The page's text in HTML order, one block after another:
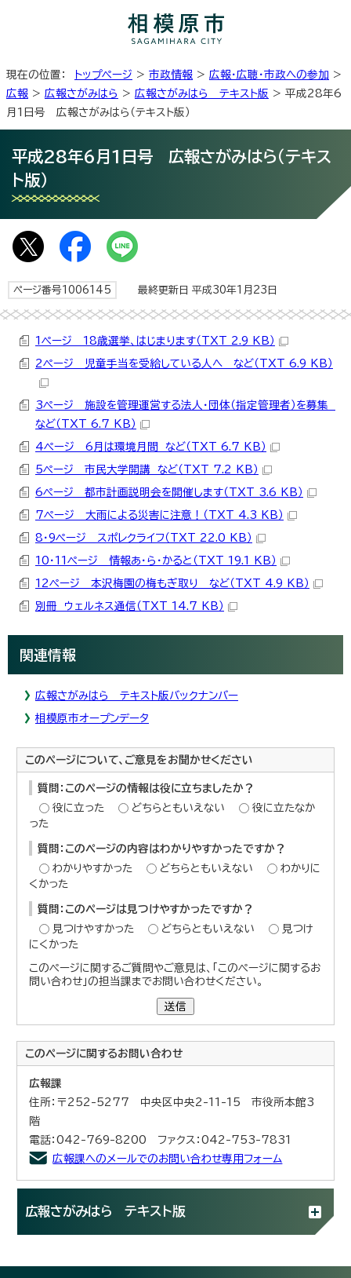
現在の位置： トップページ > 市政情報 > 広報・広聴・市政への参加 >
広報 > 広報さがみはら > 広報さがみはら テキスト版 > 平成28年6
月1日号 広報さがみはら（テキスト版）
平成28年6月1日号 広報さがみはら（テキス
ト版）
ページ番号1006145 最終更新日 平成30年1月23日
1ページ 18歳選挙、はじまります（TXT 2.9 KB）
2ページ 児童手当を受給している人へ など（TXT 6.9 KB）
3ページ 施設を管理運営する法人・団体（指定管理者）を募集
など（TXT 6.7 KB）
4ページ 6月は環境月間 など（TXT 6.7 KB）
5ページ 市民大学開講 など（TXT 7.2 KB）
6ページ 都市計画説明会を開催します（TXT 3.6 KB）
7ページ 大雨による災害に注意！（TXT 4.3 KB）
8・9ページ スポレクライフ（TXT 22.0 KB）
10・11ページ 情報あ・ら・かると（TXT 19.1 KB）
12ページ 本沢梅園の梅もぎ取り など（TXT 4.9 KB）
別冊 ウェルネス通信（TXT 14.7 KB）
関連情報
広報さがみはら テキスト版バックナンバー
相模原市オープンデータ
このページについて、ご意見をお聞かせください
質問：このページの情報は役に立ちましたか？
役に立った
どちらともいえない
役に立たなか
った
質問：このページの内容はわかりやすかったですか？
わかりやすかった
どちらともいえない
わかりに
くかった
質問：このページは見つけやすかったですか？
見つけやすかった
どちらともいえない
見つけ
にくかった
このページに関するご質問やご意見は、「このページに関するお
問い合わせ」の担当課までお問い合わせください。
送信
このページに関するお問い合わせ
広報課
住所：〒252-5277 中央区中央2-11-15 市役所本館3
階
電話：042-769-8200 ファクス：042-753-7831
広報課へのメールでのお問い合わせ専用フォーム
広報さがみはら テキスト版